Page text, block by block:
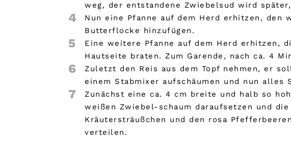
weg, der entstandene Zwiebelsud wird
4
Nun eine Pfanne auf dem Herd erhitzen,
Butterflocke hinzufügen.
5
Eine weitere Pfanne auf dem Herd erhitzen,
Hautseite braten. Zum Garende, nach ca. 4
6
Zuletzt den Reis aus dem Topf nehmen, er
einem Stabmixer aufschäumen und nun
7
Zunächst eine ca. 4 cm breite und halb so
weißen Zwiebel-schaum daraufsetzen und
Kräutersträußchen und den rosa
verteilen.